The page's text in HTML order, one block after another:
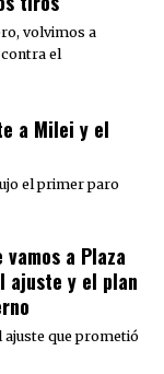
volvimos a
el
a Milei y el
el primer paro
a Plaza
ajuste y el plan
ajuste que prometió